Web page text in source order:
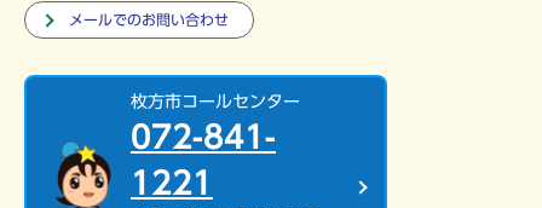
メールでのお問い合わせ
枚方市コールセンター
072-841-
1221